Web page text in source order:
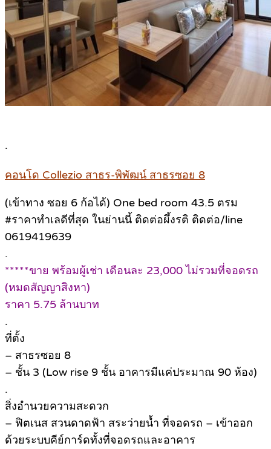
.
คอนโด Collezio สาธร-พิพัฒน์ สาธรซอย 8
(เข้าทาง ซอย 6 ก้อได้) One bed room 43.5 ตรม
#ราคาทำเลดีที่สุด ในย่านนี้ ติดต่อผึ้งรติ ติดต่อ/line
0619419639
.
*****ขาย พร้อมผู้เช่า เดือนละ 23,000 ไม่รวมที่จอดรถ
(หมดสัญญาสิงหา)
ราคา 5.75 ล้านบาท
.
ที่ตั้ง
– สาธรซอย 8
– ชั้น 3 (Low rise 9 ชั้น อาคารมีแค่ประมาณ 90 ห้อง)
.
สิ่งอำนวยความสะดวก
– ฟิตเนส สวนดาดฟ้า สระว่ายน้ำ ที่จอดรถ – เข้าออก
ด้วยระบบคีย์การ์ดทั้งที่จอดรถและอาคาร